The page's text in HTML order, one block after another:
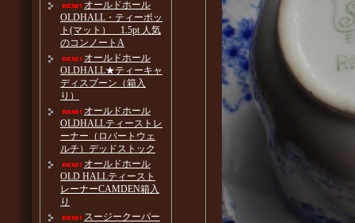
オールドホール
OLDHALL・ティーポッ
ト(マット） 1.5pt 人気
のコンノートA
オールドホール
OLDHALL★ティーキャ
ディスプーン（箱入
り）
オールドホール
OLDHALLティーストレ
ーナー（ロバートウェ
ルチ）デッドストック
オールドホール
OLD HALLティースト
レーナーCAMDEN箱入
り
スージークーパー